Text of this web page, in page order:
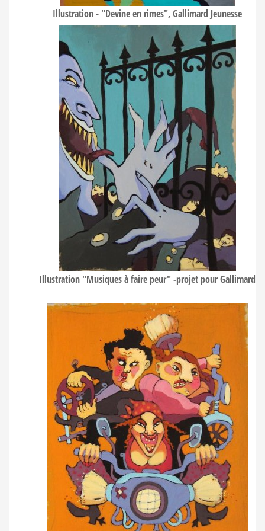
Illustration - "Devine en rimes", Gallimard Jeunesse
Illustration "Musiques à faire peur" -projet pour Gallimard